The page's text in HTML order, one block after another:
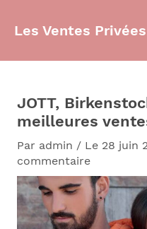
Les Ventes Privées
JOTT,
meilleures
Par admin / Le 28 juin
commentaire